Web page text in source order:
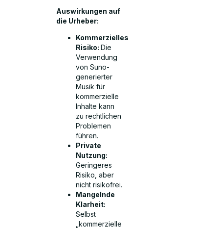
Auswirkungen auf
die Urheber:
Kommerzielles
Risiko:Die
Verwendung
von Suno-
generierter
Musik für
kommerzielle
Inhalte kann
zu rechtlichen
Problemen
führen.
Private
Nutzung:
Geringeres
Risiko, aber
nicht risikofrei.
Mangelnde
Klarheit:
Selbst
„kommerzielle